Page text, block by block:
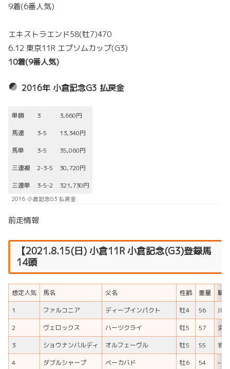
9着(6番人気)
エキストラエンド58(牡7)470
6.12 東京11R エプソムカップ(G3)
10着(9番人気)
2016年 小倉記念G3 払戻金
単勝 3
3,660円
馬連
3-5
13,340円
馬単
3-5
35,060円
三連複
2-3-5
30,720円
三連単
3-5-2 321,730円
2016 小倉記念G3 払戻金
前走情報
【2021.8.15(日) 小倉11R 小倉記念(G3)登録馬
14頭
想定人気 馬名 父名 性齢 重量
騎手
1
ファルコニア ディープインパクト 牡4 56
川田
2
ヴェロックス ハーツクライ 牡5 57
浜中
3
ショウナンバルディ オルフェーヴル 牡5 55
岩
4
ダブルシャープ ベーカバド 牡6 54 –